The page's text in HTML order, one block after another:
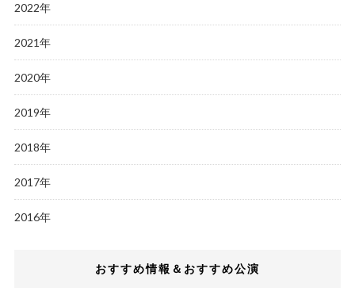
2022年
2021年
2020年
2019年
2018年
2017年
2016年
おすすめ情報＆おすすめ公演